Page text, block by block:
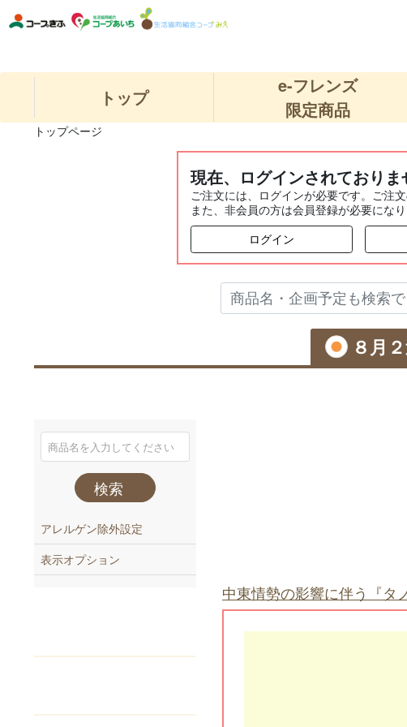
トップ
e-フレンズ
限定商品
トップページ
現在、ログインされておりま
ご注文には、ログインが必要です。ご注
また、非会員の方は会員登録が必要になり
ログイン
８月
検索
アレルゲン除外設定
表示オプション
中東情勢の影響に伴う『タ